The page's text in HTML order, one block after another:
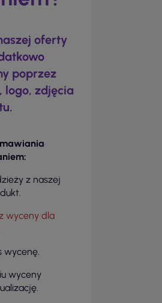
oferty
poprzez
logo, zdjęcia
z naszej
wyceny dla
wycenę.
wyceny